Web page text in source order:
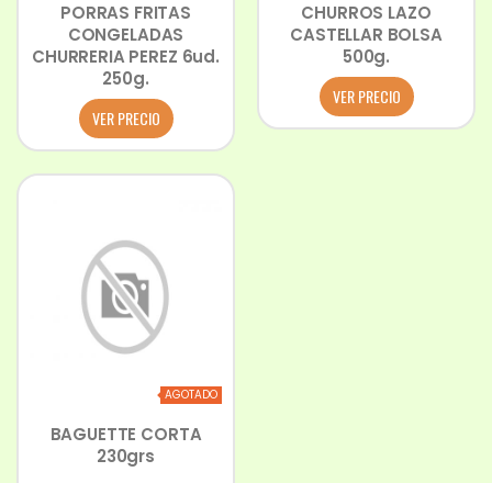
PORRAS FRITAS
CONGELADAS
CHURRERIA PEREZ 6ud.
250g.
VER PRECIO
CHURROS LAZO
CASTELLAR BOLSA
500g.
VER PRECIO
AGOTADO
BAGUETTE CORTA
230grs